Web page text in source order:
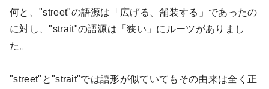
何と、"street"の語源は「広げる、舗装する」であったの
に対し、"strait"の語源は「狭い」にルーツがありまし
た。
"street" と"strait"では語形が似ていてもその由来は全く正